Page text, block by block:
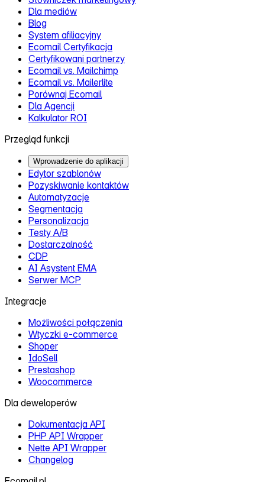
Dla mediów
Blog
System afiliacyjny
Ecomail Certyfikacja
Certyfikowani partnerzy
Ecomail vs. Mailchimp
Ecomail vs. Mailerlite
Porównaj Ecomail
Dla Agencji
Kalkulator ROI
Przegląd funkcji
Wprowadzenie do aplikacji
Edytor szablonów
Pozyskiwanie kontaktów
Automatyzacje
Segmentacja
Personalizacja
Testy A/B
Dostarczalność
CDP
AI Asystent EMA
Serwer MCP
Integracje
Możliwości połączenia
Wtyczki e‑commerce
Shoper
IdoSell
Prestashop
Woocommerce
Dla deweloperów
Dokumentacja API
PHP API Wrapper
Nette API Wrapper
Changelog